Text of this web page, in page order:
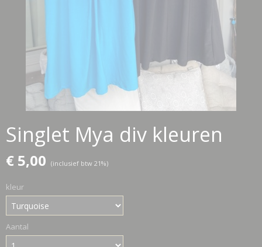
Singlet Mya div kleuren
€ 5,00 (inclusief btw 21%)
kleur
Aantal